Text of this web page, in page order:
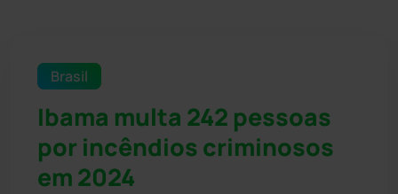
Brasil
Ibama multa 242 pessoas
por incêndios criminosos
em 2024